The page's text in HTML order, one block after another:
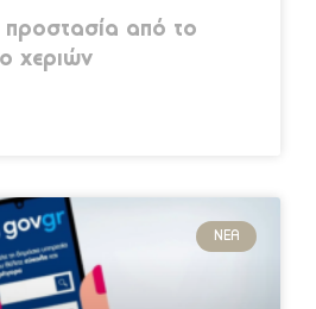
προστασία από το
χεριών
ΝΈΑ